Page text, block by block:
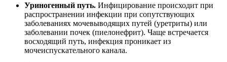
Уриногенный путь. Инфицирование происходит при
распространении инфекции при сопутствующих
заболеваниях мочевыводящих путей (уретриты) или
заболевании почек (пиелонефрит). Чаще встречается
восходящий путь, инфекция проникает из
мочеиспускательного канала.